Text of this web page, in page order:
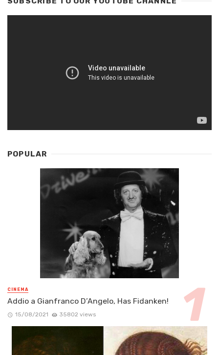
POPULAR
CINEMA
Addio a Gianfranco D’Angelo, Has Fidanken!
15/08/2021 35802 views